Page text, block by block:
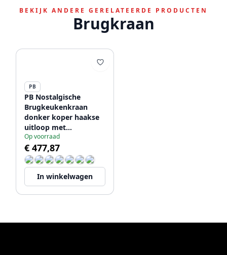
BEKIJK ANDERE GERELATEERDE PRODUCTEN
Brugkraan
PB
PB Nostalgische
Brugkeukenkraan
donker koper haakse
uitloop met
sterknoppen
1208954668
Op voorraad
€ 477,87
In winkelwagen